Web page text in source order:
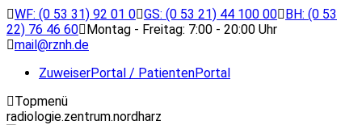
Zum
Inhalt
springen
WF: (0 53 31) 92 01 0 GS: (0 53 21) 44 100 00 BH: (0 53
22) 76 46 60 Montag - Freitag: 7:00 - 20:00 Uhr
mail@rznh.de
ZuweiserPortal / PatientenPortal
Topmenü
radiologie.zentrum.nordharz